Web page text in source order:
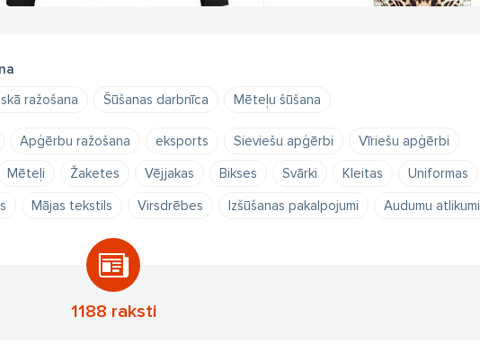
ražošana Šūšanas darbnīca Mēteļu šūšana
Apģērbu ražošana eksports Sieviešu apģērbi
Vīriešu apģērbi
Mēteļi Žaketes Vējjakas Bikses Svārki Kleitas
Uniformas
Mājas tekstils Virsdrēbes Izšūšanas pakalpojumi Audumu atlikumi
1188 raksti